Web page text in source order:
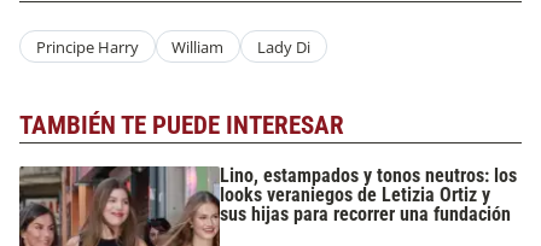
Principe Harry William Lady Di
TAMBIÉN TE PUEDE INTERESAR
Lino, estampados y tonos neutros: los
looks veraniegos de Letizia Ortiz y
sus hijas para recorrer una fundación